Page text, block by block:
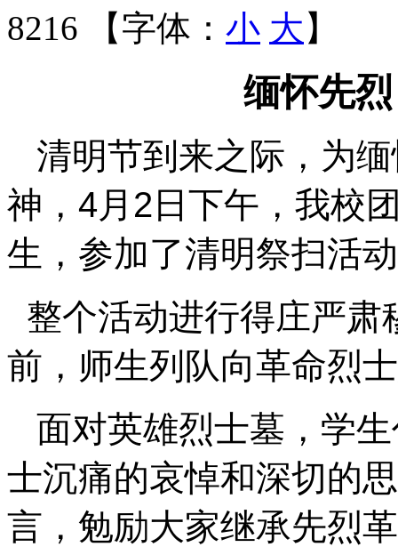
8216 【字体： 小 大 】
缅怀先
清明节到来之际，为
神，4月2日下午，我校
生，参加了清明祭扫活
整个活动进行得庄严
前，师生列队向革命烈
面对英雄烈士墓，学
士沉痛的哀悼和深切的
言，勉励大家继承先烈